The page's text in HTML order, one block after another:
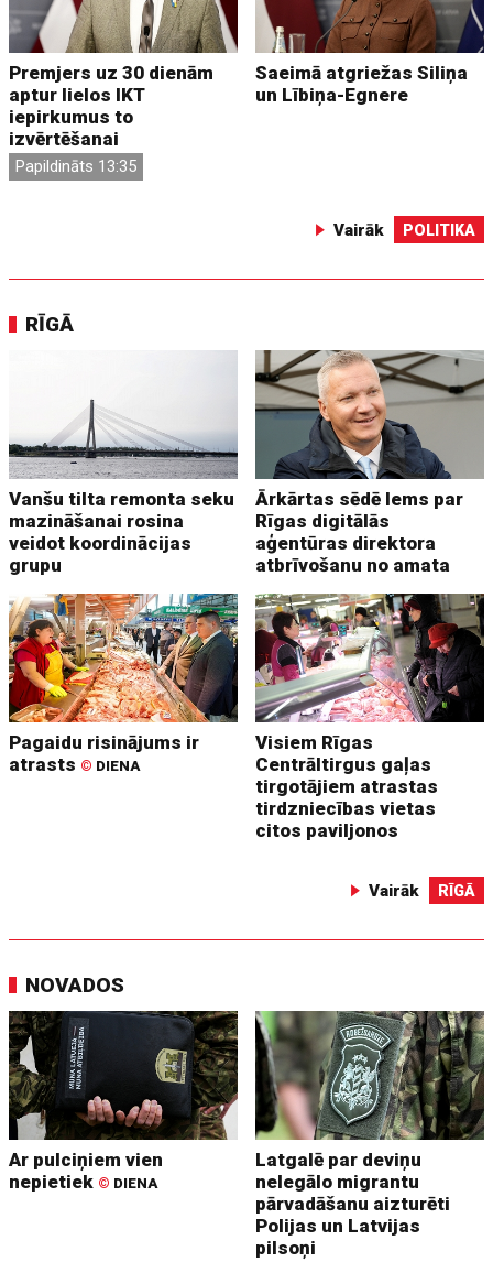
Premjers uz 30 dienām
aptur lielos IKT
iepirkumus to
izvērtēšanai
Papildināts 13:35
Saeimā atgriežas Siliņa
un Lībiņa-Egnere
Vairāk POLITIKA
RĪGĀ
Vanšu tilta remonta seku
mazināšanai rosina
veidot koordinācijas
grupu
Ārkārtas sēdē lems par
Rīgas digitālās
aģentūras direktora
atbrīvošanu no amata
Pagaidu risinājums ir
atrasts © DIENA
Visiem Rīgas
Centrāltirgus gaļas
tirgotājiem atrastas
tirdzniecības vietas
citos paviljonos
Vairāk RĪGĀ
NOVADOS
Ar pulciņiem vien
nepietiek © DIENA
Latgalē par deviņu
nelegālo migrantu
pārvadāšanu aizturēti
Polijas un Latvijas
pilsoņi